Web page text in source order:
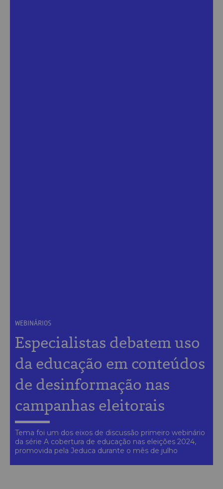
WEBINÁRIOS
Especialistas debatem uso
da educação em conteúdos
de desinformação nas
campanhas eleitorais
Tema foi um dos eixos de discussão primeiro webinário
da série A cobertura de educação nas eleições 2024,
promovida pela Jeduca durante o mês de julho